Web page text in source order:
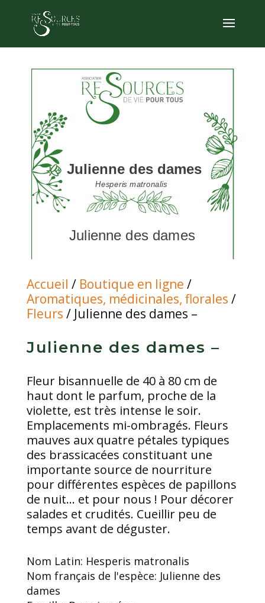
Accueil / Boutique en ligne /
Aromatiques, médicinales, florales /
Fleurs / Julienne des dames –
Julienne des dames –
Fleur bisannuelle de 40 à 80 cm de
haut dont le parfum, proche de la
violette, est très intense le soir.
Emplacements mi-ombragés. Fleurs
mauves aux quatre pétales typiques
des brassicacées constituant une
importante source de nourriture
pour différentes espèces de papillons
de nuit… et pour nous ! Pour décorer
salades et crudités. Cueillir peu de
temps avant de déguster.
Nom Latin: Hesperis matronalis
Nom français de l'espèce: Julienne des
dames